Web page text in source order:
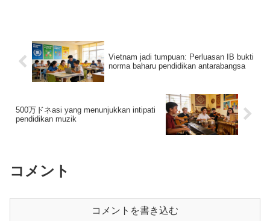
Vietnam jadi tumpuan: Perluasan IB bukti
norma baharu pendidikan antarabangsa
500万ドネasi yang menunjukkan intipati
pendidikan muzik
コメント
コメントを書き込む